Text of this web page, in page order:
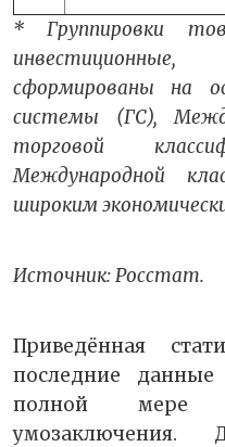
* Группировки
сформированы на
системы (ГС),
торговой
Международной
широким
Источник: Росстат.
Приведённая
последние
полной мере
умозаключения.